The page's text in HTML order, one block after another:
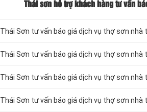
Thái sơn hỗ trợ khách hàng tư vấn
Thái Sơn tư vấn báo giá dịch vụ thợ sơn nhà
Thái Sơn tư vấn báo giá dịch vụ thợ sơn nhà
Thái Sơn tư vấn báo giá dịch vụ thợ sơn nhà
Thái Sơn tư vấn báo giá dịch vụ thợ sơn nhà